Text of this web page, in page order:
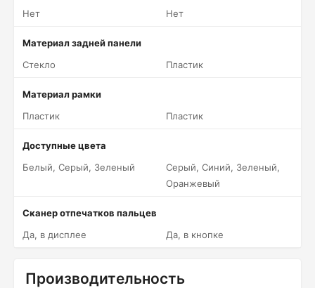
Нет Нет
Материал задней панели
Стекло
Пластик
Материал рамки
Пластик
Пластик
Доступные цвета
Белый, Серый, Зеленый
Серый, Синий, Зеленый,
Оранжевый
Сканер отпечатков пальцев
Да, в дисплее
Да, в кнопке
Производительность